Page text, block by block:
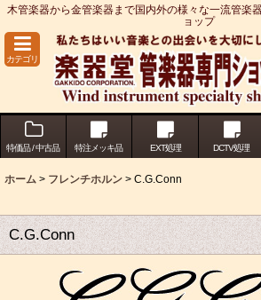
木管楽器から金管楽器まで国内外の様々な一流管楽
ョップ
カテゴリ
特価品 / 中古品 特注メッキ品 EXT処理 DCTV処理
ホーム > フレンチホルン > C.G.Conn
C.G.Conn